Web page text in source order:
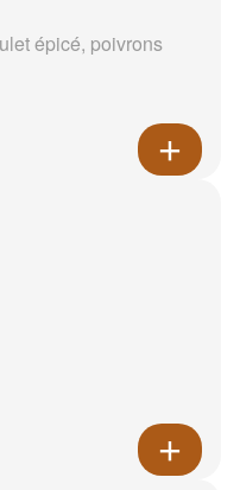
épicé, poivrons